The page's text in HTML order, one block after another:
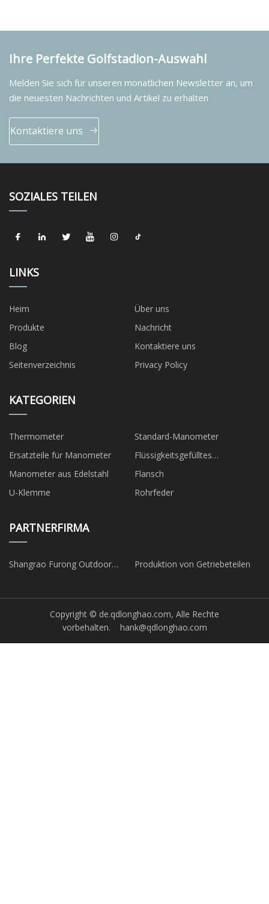
Ihre Perfekte Golfstadion-Auswahl
Melden Sie sich für unseren monatlichen Newsletter an, um
die neuesten Nachrichten und Artikel zu erhalten
Kontaktiere uns
SOZIALES TEILEN
LINKS
Heim
Über uns
Produkte
Nachricht
Blog
Kontaktiere uns
Seitenverzeichnis
Privacy Policy
KATEGORIEN
Thermometer
Standard-Manometer
Ersatzteile für Manometer
Flüssigkeitsgefülltes
Manometer
Manometer aus Edelstahl
Flansch
U-Klemme
Rohrfeder
PARTNERFIRMA
Shangrao Furong Outdoor
Produktion von Getriebeteilen
Copyright © de.qdlonghao.com, Alle Rechte
vorbehalten. hank@qdlonghao.com